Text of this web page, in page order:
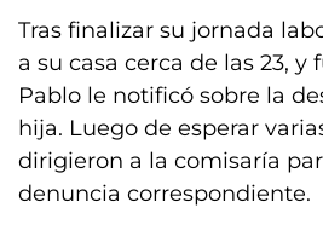
Tras finalizar su jornada
a su casa cerca de las 23, y
Pablo le notificó sobre la
hija. Luego de esperar
dirigieron a la comisaría
denuncia correspondiente.